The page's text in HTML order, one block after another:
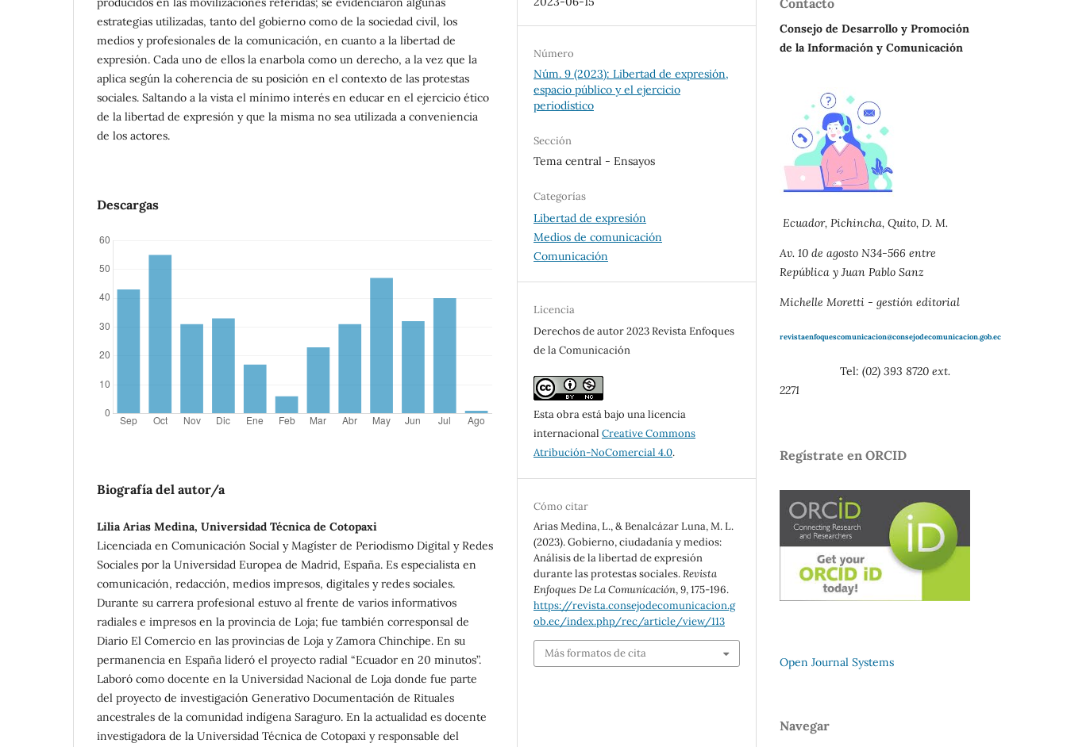
estrategias utilizadas, tanto del gobierno como de la sociedad civil, los
medios y profesionales de la comunicación, en cuanto a la libertad de
expresión. Cada uno de ellos la enarbola como un derecho, a la vez que la
aplica según la coherencia de su posición en el contexto de las protestas
sociales. Saltando a la vista el mínimo interés en educar en el ejercicio ético
de la libertad de expresión y que la misma no sea utilizada a conveniencia
de los actores.
Descargas
Biografía del autor/a
Lilia Arias Medina, Universidad Técnica de Cotopaxi
Licenciada en Comunicación Social y Magíster de Periodismo Digital y Redes
Sociales por la Universidad Europea de Madrid, España. Es especialista en
comunicación, redacción, medios impresos, digitales y redes sociales.
Durante su carrera profesional estuvo al frente de varios informativos
radiales e impresos en la provincia de Loja; fue también corresponsal de
Diario El Comercio en las provincias de Loja y Zamora Chinchipe. En su
permanencia en España lideró el proyecto radial “Ecuador en 20 minutos”.
Laboró como docente en la Universidad Nacional de Loja donde fue parte
del proyecto de investigación Generativo Documentación de Rituales
ancestrales de la comunidad indígena Saraguro. En la actualidad es docente
investigadora de la Universidad Técnica de Cotopaxi y responsable del
Número
Núm. 9 (2023): Libertad de expresión,
espacio público y el ejercicio
periodístico
Sección
Tema central - Ensayos
Categorías
Libertad de expresión
Medios de comunicación
Comunicación
Licencia
Derechos de autor 2023 Revista Enfoques
de la Comunicación
Esta obra está bajo una licencia
internacionalCreative Commons
Atribución-NoComercial 4.0.
Cómo citar
Arias Medina, L., & Benalcázar Luna, M. L.
(2023). Gobierno, ciudadanía y medios:
Análisis de la libertad de expresión
durante las protestas sociales.Revista
Enfoques De La Comunicación,9, 175-196.
https://revista.consejodecomunicacion.g
ob.ec/index.php/rec/article/view/113
Más formatos de cita
Consejo de Desarrollo y Promoción
de la Información y Comunicación
Ecuador, Pichincha, Quito, D. M.
Av. 10 de agosto N34-566 entre
República y Juan Pablo Sanz
Michelle Moretti - gestión editorial
revistaenfoquescomunicacion@consejodecomunicacion.gob.ec
Tel: (02) 393 8720 ext.
2271
Regístrate en ORCID
Open Journal Systems
Navegar